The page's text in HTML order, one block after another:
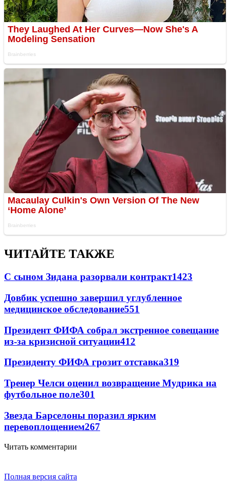
ЧИТАЙТЕ ТАКЖЕ
С сыном Зидана разорвали контракт1423
Довбик успешно завершил углубленное
медицинское обследование551
Президент ФИФА собрал экстренное совещание
из-за кризисной ситуации412
Президенту ФИФА грозит отставка319
Тренер Челси оценил возвращение Мудрика на
футбольное поле301
Звезда Барселоны поразил ярким
перевоплощением267
Читать комментарии
Полная версия сайта